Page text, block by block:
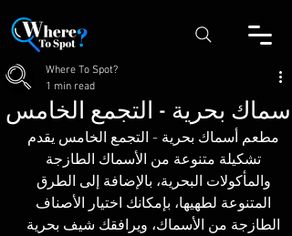
أسماك بحرية - التجمع الخامس
Where To Spot?
1 min read
مطعم أسماك بحرية - التجمع الخامس يقدم
تشكيلة متنوعة من الأسماك الطازجة
والمأكولات البحرية، بالإضافة إلى الطرق
المتنوعة لطهيها، بإمكانك اختيار الأصناف
الطازجة من الأسماك، ويرافقك شيف بحرية